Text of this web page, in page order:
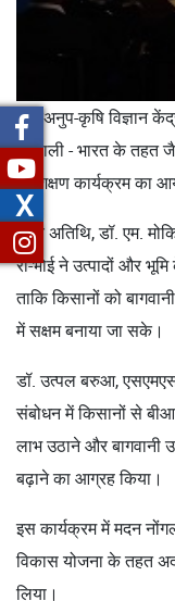
भाकृअनुप-कृषि विज्ञान
प्रणाली - भारत के तहत
प्रशिक्षण कार्यक्रम का
मुख्य अतिथि, डॉ. एम.
री-भोई ने उत्पादों और
ताकि किसानों को
में सक्षम बनाया जा सके।
डॉ. उत्पल बरुआ, एसएमएस
संबोधन में किसानों से
लाभ उठाने और बागवानी
बढ़ाने का आग्रह किया।
इस कार्यक्रम में मदन
विकास योजना के तहत
लिया।
X